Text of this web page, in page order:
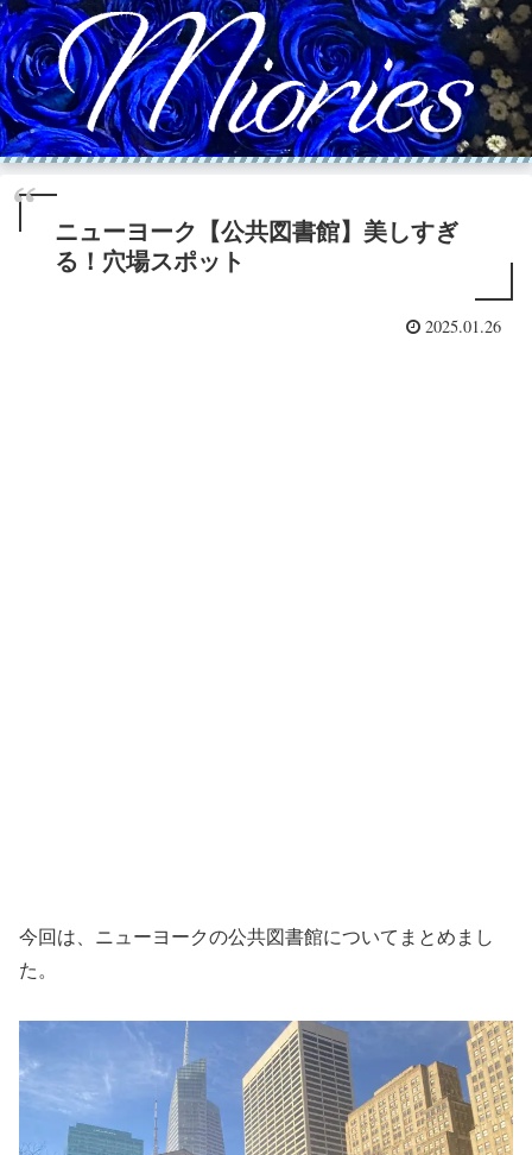
ニューヨーク【公共図書館】美しすぎ
る！穴場スポット
2025.01.26
今回は、ニューヨークの公共図書館についてまとめまし
た。